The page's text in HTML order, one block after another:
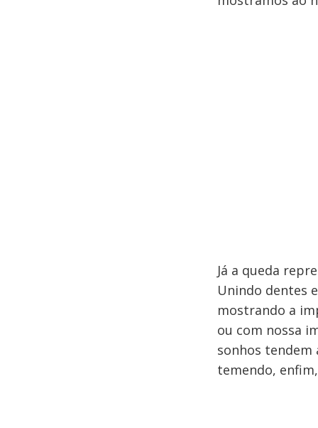
Já a queda
Unindo dentes
mostrando a
ou com nossa
sonhos tendem
temendo,